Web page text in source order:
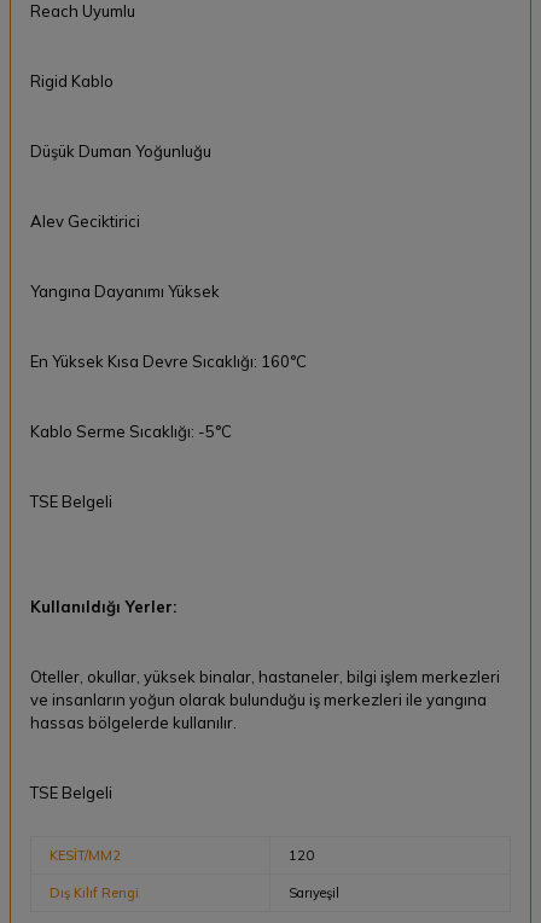
Reach Uyumlu
Rigid Kablo
Düşük Duman Yoğunluğu
Alev Geciktirici
Yangına Dayanımı Yüksek
En Yüksek Kısa Devre Sıcaklığı: 160°C
Kablo Serme Sıcaklığı: -5°C
TSE Belgeli
Kullanıldığı Yerler:
Oteller, okullar, yüksek binalar, hastaneler, bilgi işlem merkezleri
ve insanların yoğun olarak bulunduğu iş merkezleri ile yangına
hassas bölgelerde kullanılır.
TSE Belgeli
KESİT/MM2 120
Dış Kılıf Rengi Sarıyeşil